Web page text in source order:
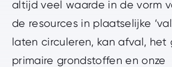
altijd veel waarde in de vorm
de resources in plaatselijke
laten circuleren, kan afval, het
primaire grondstoffen en onze